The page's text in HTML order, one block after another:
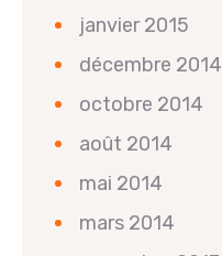
janvier 2015
décembre 2014
octobre 2014
août 2014
mai 2014
mars 2014